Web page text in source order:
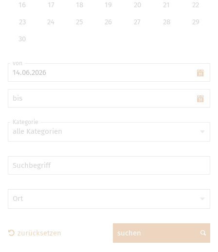
16
17 18 19 20 21
22
23
24 25 26 27 28
29
30
von
bis
alle Kategorien
Kategorie
Suchbegriff
Ort
zurücksetzen suchen